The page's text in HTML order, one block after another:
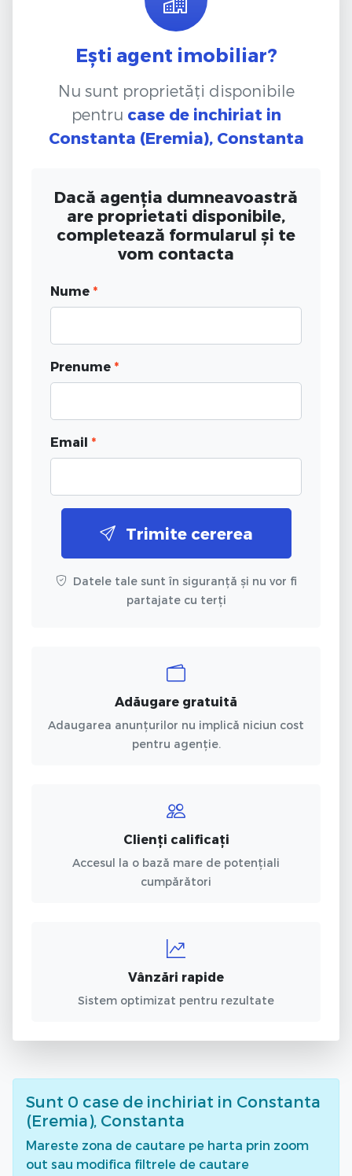
Ești agent imobiliar?
Nu sunt proprietăți disponibile
pentru case de inchiriat in
Constanta (Eremia), Constanta
Dacă agenția dumneavoastră
are proprietati disponibile,
completează formularul și te
vom contacta
Nume *
Prenume *
Email *
Trimite cererea
Datele tale sunt în siguranță și nu vor fi
partajate cu terți
Adăugare gratuită
Adaugarea anunțurilor nu implică niciun cost
pentru agenție.
Clienți calificați
Accesul la o bază mare de potențiali
cumpărători
Vânzări rapide
Sistem optimizat pentru rezultate
Sunt 0 case de inchiriat in Constanta
(Eremia), Constanta
Mareste zona de cautare pe harta prin zoom
out sau modifica filtrele de cautare